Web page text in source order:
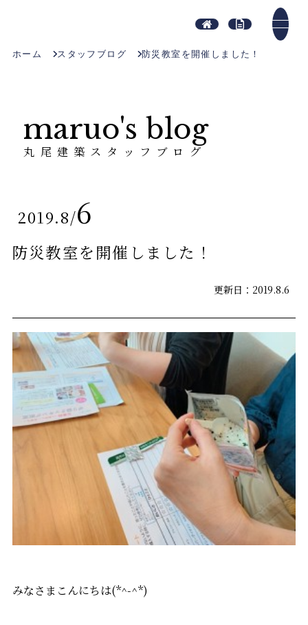
ホーム スタッフブログ 防災教室を開催しました！
maruo's blog
丸尾建築スタッフブログ
2019.8/6
防災教室を開催しました！
更新日：2019.8.6
みなさまこんにちは(*^-^*)